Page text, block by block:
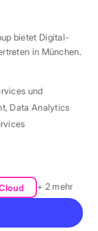
bietet Digital-
in München.
und
, Data Analytics
+ 2 mehr